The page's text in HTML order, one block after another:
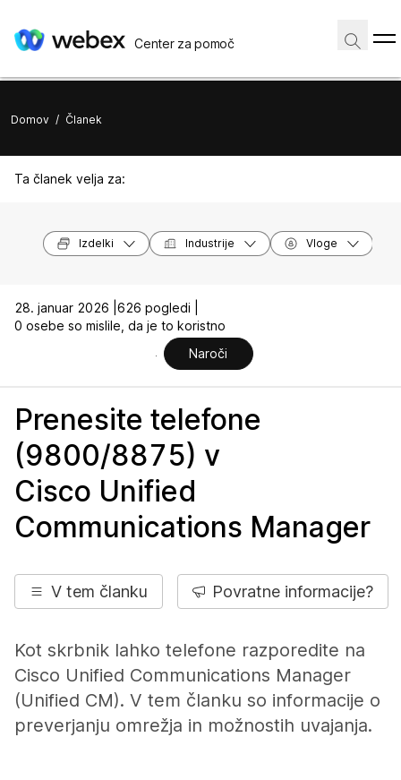
Center za pomoč
Domov / Članek
Ta članek velja za:
Izdelki Industrije Vloge
28. januar 2026 | 626 pogledi |
0 osebe so mislile, da je to koristno
Naroči
Prenesite telefone
(9800/8875) v
Cisco Unified
Communications Manager
V tem članku Povratne informacije?
Kot skrbnik lahko telefone razporedite na
Cisco Unified Communications Manager
(Unified CM). V tem članku so informacije o
preverjanju omrežja in možnostih uvajanja.